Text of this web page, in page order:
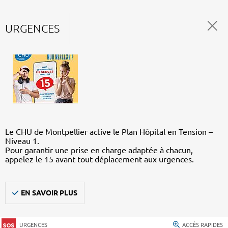
URGENCES
Le CHU de Montpellier active le Plan Hôpital en Tension –
Niveau 1.
Pour garantir une prise en charge adaptée à chacun,
appelez le 15 avant tout déplacement aux urgences.
EN SAVOIR PLUS
URGENCES ACCÈS RAPIDES